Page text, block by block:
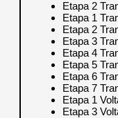
Etapa 2
Etapa 1
Etapa 2
Etapa 3
Etapa 4
Etapa 5
Etapa 6
Etapa 7
Etapa 1
Etapa 3